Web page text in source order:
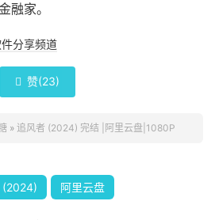
融家。
分享频道
 赞(23)
» 追风者 (2024) 完结 |阿里云盘|1080P
(2024) 阿里云盘